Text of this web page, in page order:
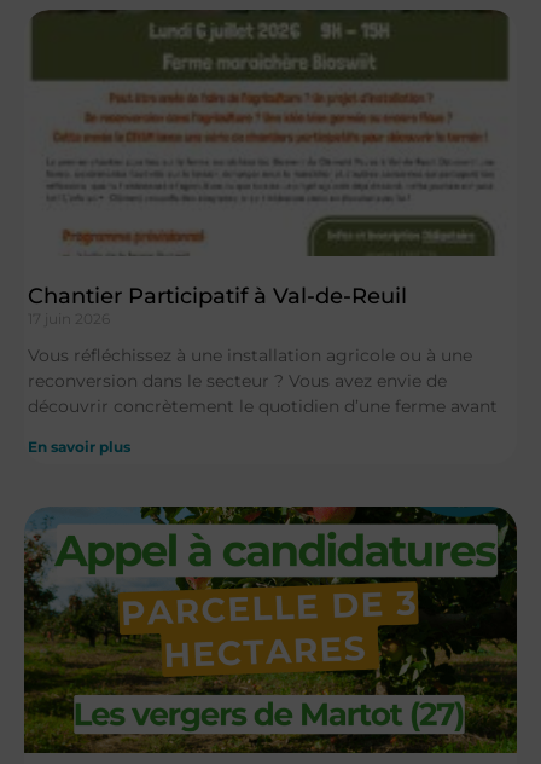
Chantier Participatif à Val-de-Reuil
17 juin 2026
Vous réfléchissez à une installation agricole ou à une
reconversion dans le secteur ? Vous avez envie de
découvrir concrètement le quotidien d’une ferme avant
En savoir plus